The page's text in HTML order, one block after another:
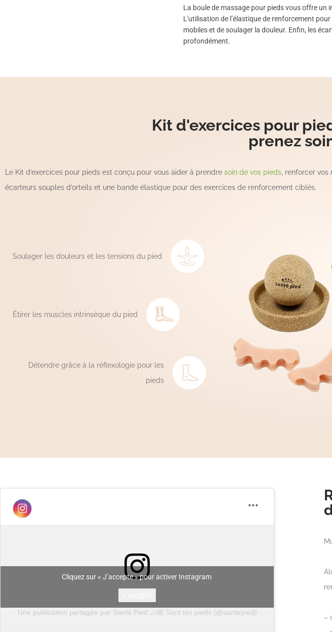
La boule de massage pour pieds vous offre
L'utilisation de l’élastique de renforcement
mobiles et de soulager la douleur. Enfin, les
profondément.
Kit d'exercices pour
prenez
Le Kit d’exercices pour pieds est conçu pour vous aider à prendre soin de vos pieds, renforcer
écarteurs souples d’orteils et une bande élastique pour des exercices de renforcement ciblés.
Soulager les douleurs et les tensions du pied
Étirer les muscles intrinsèque du pied
Détendre grâce à la réflexologie pour les
pieds
Une publication partagée par Santé Pied 🦶🏼 Sent tes pieds (@santepied)
Cliquez sur « J’accepte » pour activer Instagram
–